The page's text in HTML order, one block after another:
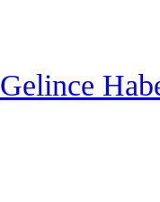
Gelince